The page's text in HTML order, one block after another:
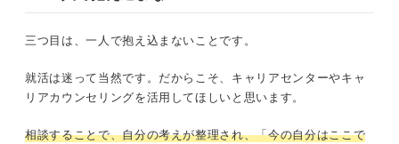
三つ目は、一人で抱え込まないことです。
就活は迷って当然です。だからこそ、キャリアセンターやキャ
リアカウンセリングを活用してほしいと思います。
相談することで、自分の考えが整理され、「今の自分はここで